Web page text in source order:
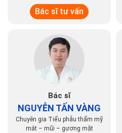
Bác sĩ tư vấn
Bác sĩ
NGUYỄN TẤN VÀNG
Chuyên gia Tiểu phẫu thẩm mỹ
mắt – mũi – gương mặt